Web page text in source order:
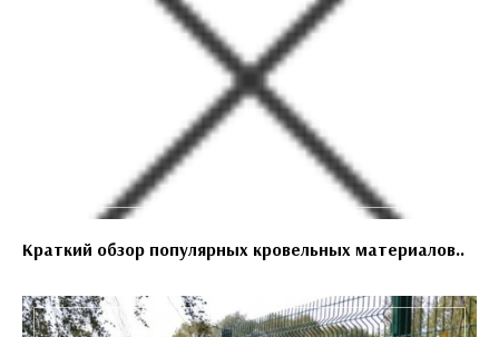
Краткий обзор популярных кровельных материалов..